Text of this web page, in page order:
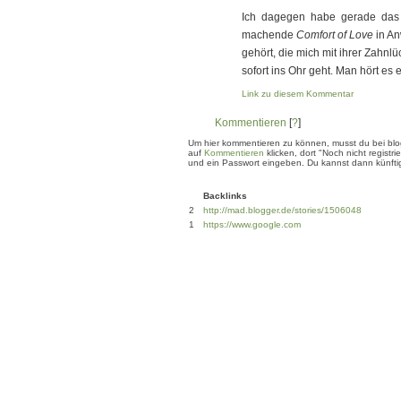
Ich dagegen habe gerade
machende Comfort of Love in
gehört, die mich mit ihrer
sofort ins Ohr geht. Man hört es
Link zu diesem Kommentar
Kommentieren [?]
Um hier kommentieren zu können, musst du bei
auf Kommentieren klicken, dort "Noch nicht
und ein Passwort eingeben. Du kannst dann
Backlinks
2
http://mad.blogger.de/stories/1506048
1
https://www.google.com